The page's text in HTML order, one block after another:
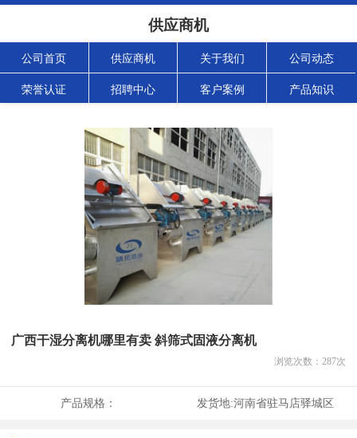
供应商机
公司首页 供应商机 关于我们 公司动态
荣誉认证 招聘中心 客户案例 产品知识
广西干湿分离机哪里有卖 斜筛式固液分离机
浏览次数： 287次
产品规格： 发货地:河南省驻马店驿城区